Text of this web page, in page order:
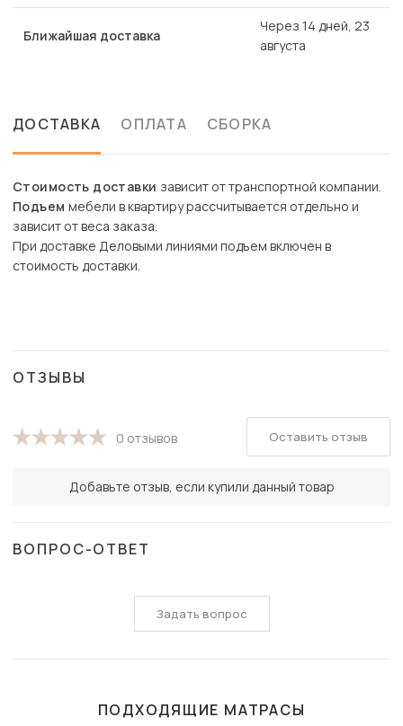
Ближайшая доставка
Через 14 дней, 23
августа
ДОСТАВКА ОПЛАТА СБОРКА
Стоимость доставки зависит от транспортной компании.
Подъем мебели в квартиру рассчитывается отдельно и
зависит от веса заказа.
При доставке Деловыми линиями подъем включен в
стоимость доставки.
ОТЗЫВЫ
0 отзывов
Добавьте отзыв, если купили данный товар
Оставить отзыв
ВОПРОС-ОТВЕТ
Задать вопрос
ПОДХОДЯЩИЕ МАТРАСЫ